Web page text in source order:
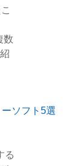
数
ソフト5選
る